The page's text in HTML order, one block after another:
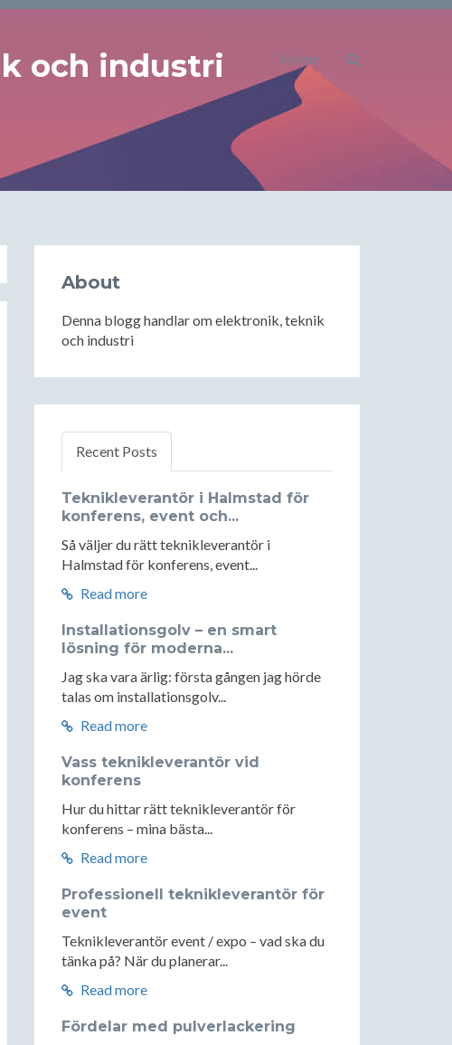
och industri Home
About
Denna blogg handlar om elektronik, teknik
och industri
Recent Posts
Teknikleverantör i Halmstad för
konferens, event och...
Så väljer du rätt teknikleverantör i
Halmstad för konferens, event...
Read more
Installationsgolv – en smart
lösning för moderna...
Jag ska vara ärlig: första gången jag hörde
talas om installationsgolv...
Read more
Vass teknikleverantör vid
konferens
Hur du hittar rätt teknikleverantör för
konferens – mina bästa...
Read more
Professionell teknikleverantör för
event
Teknikleverantör event / expo – vad ska du
tänka på? När du planerar...
Read more
Fördelar med pulverlackering